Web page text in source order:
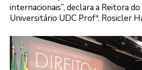
internacionais”, declara a Reitora
Universitário UDC Profª. Rosicler